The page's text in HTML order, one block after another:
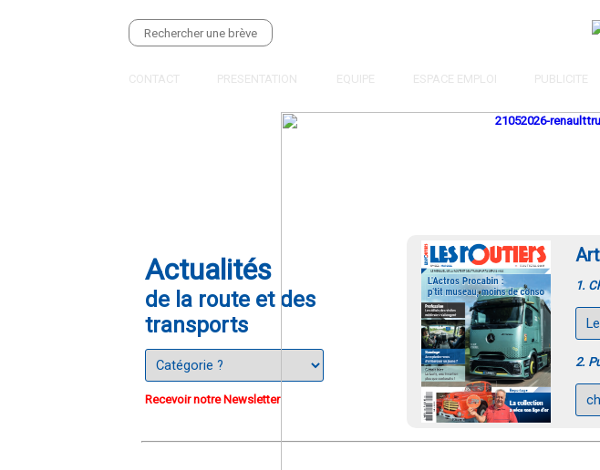
CONTACT PRESENTATION EQUIPE ESPACE EMPLOI PUBLICITE
Actualités
de la route et des
transports
Recevoir notre Newsletter
1.
2.